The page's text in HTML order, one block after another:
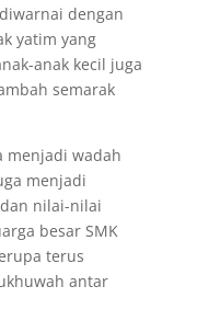
dengan
yatim yang
anak kecil juga
semarak
wadah
menjadi
nilai-nilai
besar SMK
terus
antar